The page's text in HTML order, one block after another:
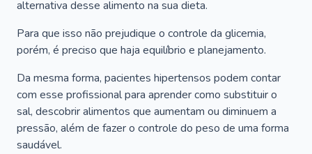
alternativa desse alimento na sua dieta.
Para que isso não prejudique o controle da glicemia,
porém, é preciso que haja equilíbrio e planejamento.
Da mesma forma, pacientes hipertensos podem contar
com esse profissional para aprender como substituir o
sal, descobrir alimentos que aumentam ou diminuem a
pressão, além de fazer o controle do peso de uma forma
saudável.